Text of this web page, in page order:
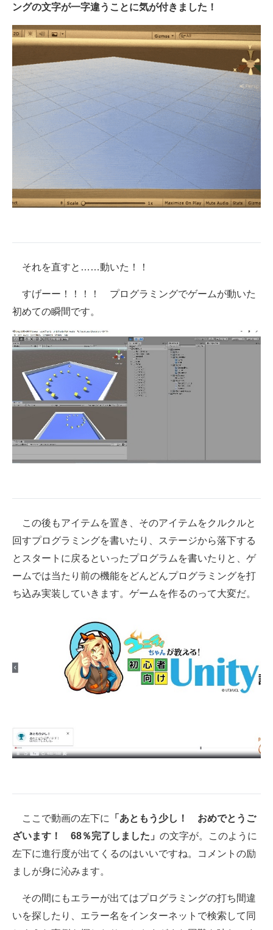
ングの文字が一字違うことに気が付きました！
それを直すと……動いた！！
すげーー！！！！ プログラミングでゲームが動いた
初めての瞬間です。
この後もアイテムを置き、そのアイテムをクルクルと
回すプログラミングを書いたり、ステージから落下する
とスタートに戻るといったプログラムを書いたりと、ゲ
ームでは当たり前の機能をどんどんプログラミングを打
ち込み実装していきます。ゲームを作るのって大変だ。
ここで動画の左下に
「あともう少し！ おめでとうご
ざいます！ 68％完了しました」 の文字が。このように
左下に進行度が出てくるのはいいですね。コメントの励
ましが身に沁みます。
その間にもエラーが出てはプログラミングの打ち間違
いを探したり、エラー名をインターネットで検索して同